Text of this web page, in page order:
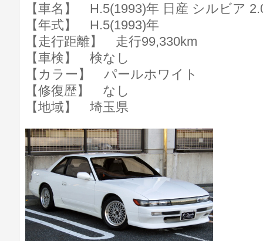
【車名】 H.5(1993)年 日産 シルビア
【年式】 H.5(1993)年
【走行距離】 走行99,330km
【車検】 検なし
【カラー】 パールホワイト
【修復歴】 なし
【地域】 埼玉県